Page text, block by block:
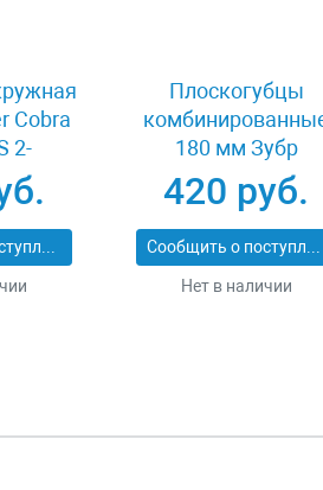
Cobra
2-
Сообщить о поступлении
Плоскогубцы
180 мм Зубр
МАСТЕР 22015-1-
18_z01
420 руб.
Сообщить о поступлении
Нет в наличии